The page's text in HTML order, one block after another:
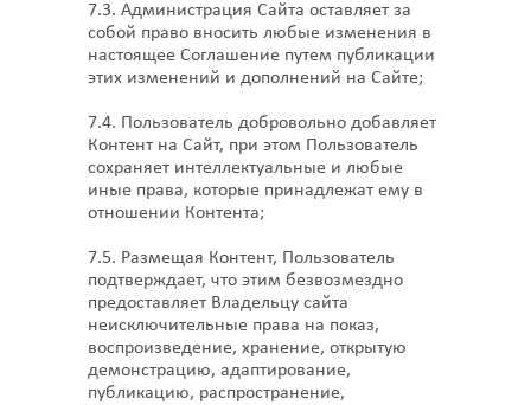
7.3. Администрация Сайта оставляет за
собой право вносить любые изменения в
настоящее Соглашение путем публикации
этих изменений и дополнений на Сайте;
7.4. Пользователь добровольно добавляет
Контент на Сайт, при этом Пользователь
сохраняет интеллектуальные и любые
иные права, которые принадлежат ему в
отношении Контента;
7.5. Размещая Контент, Пользователь
подтверждает, что этим безвозмездно
предоставляет Владельцу сайта
неисключительные права на показ,
воспроизведение, хранение, открытую
демонстрацию, адаптирование,
публикацию, распространение,